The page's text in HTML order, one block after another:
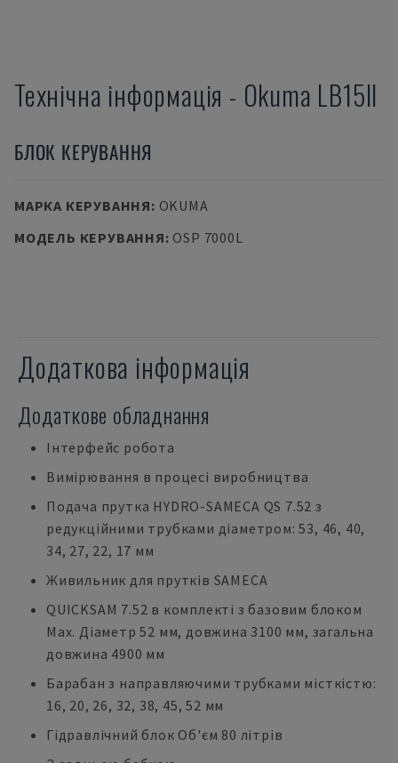
Технічна інформація - Okuma LB15II
БЛОК КЕРУВАННЯ
МАРКА КЕРУВАННЯ: OKUMA
МОДЕЛЬ КЕРУВАННЯ: OSP 7000L
Додаткова інформація
Додаткове обладнання
Інтерфейс робота
Вимірювання в процесі виробництва
Подача прутка HYDRO-SAMECA QS 7.52 з
редукційними трубками діаметром: 53, 46, 40,
34, 27, 22, 17 мм
Живильник для прутків SAMECA
QUICKSAM 7.52 в комплекті з базовим блоком
Max. Діаметр 52 мм, довжина 3100 мм, загальна
довжина 4900 мм
Барабан з направляючими трубками місткістю:
16, 20, 26, 32, 38, 45, 52 мм
Гідравлічний блок Об'єм 80 літрів